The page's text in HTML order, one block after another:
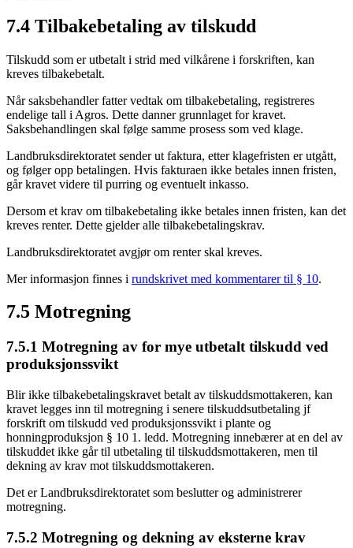
7.4 Tilbakebetaling av tilskudd
Tilskudd som er utbetalt i strid med vilkårene i forskriften, kan
kreves tilbakebetalt.
Når saksbehandler fatter vedtak om tilbakebetaling, registreres
endelige tall i Agros. Dette danner grunnlaget for kravet.
Saksbehandlingen skal følge samme prosess som ved klage.
Landbruksdirektoratet sender ut faktura, etter klagefristen er utgått,
og følger opp betalingen. Hvis fakturaen ikke betales innen fristen,
går kravet videre til purring og eventuelt inkasso.
Dersom et krav om tilbakebetaling ikke betales innen fristen, kan det
kreves renter. Dette gjelder alle tilbakebetalingskrav.
Landbruksdirektoratet avgjør om renter skal kreves.
Mer informasjon finnes i rundskrivet med kommentarer til § 10.
7.5 Motregning
7.5.1 Motregning av for mye utbetalt tilskudd ved
produksjonssvikt
Blir ikke tilbakebetalingskravet betalt av tilskuddsmottakeren, kan
kravet legges inn til motregning i senere tilskuddsutbetaling jf
forskrift om tilskudd ved produksjonssvikt i plante og
honningproduksjon § 10 1. ledd. Motregning innebærer at en del av
tilskuddet ikke går til utbetaling til tilskuddsmottakeren, men til
dekning av krav mot tilskuddsmottakeren.
Det er Landbruksdirektoratet som beslutter og administrerer
motregning.
7.5.2 Motregning og dekning av eksterne krav